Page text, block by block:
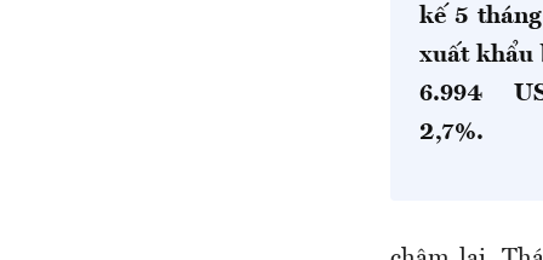
kế 5
xuất khẩu
6.994
2,7%.